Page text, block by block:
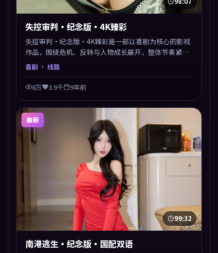
失控审判·纪念版·4K臻彩
失控审判·纪念版·4K臻彩是一部以喜剧为核心的影视
作品，围绕危机、反转与人物成长展开，整体节奏紧
凑，值得推荐观看。
喜剧 · 线路
8万 3.9千 9年前
最新
99:32
南港逃生·纪念版·国配双语